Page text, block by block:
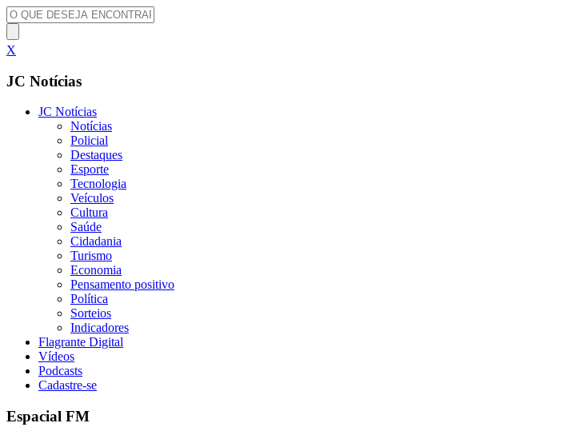
X
JC Notícias
JC Notícias
Notícias
Policial
Destaques
Esporte
Tecnologia
Veículos
Cultura
Saúde
Cidadania
Turismo
Economia
Pensamento positivo
Política
Sorteios
Indicadores
Flagrante Digital
Vídeos
Podcasts
Cadastre-se
Espacial FM